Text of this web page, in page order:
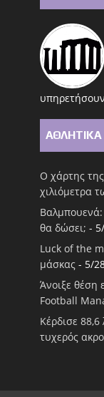
ΑΘΛΗΤΙΚΑ
Ο χάρτης
χιλιόμετρα
θα δώσει; -
Luck of the
μάσκας - 5/
Άνοιξε θέση
Football
Κέρδισε
τυχερός